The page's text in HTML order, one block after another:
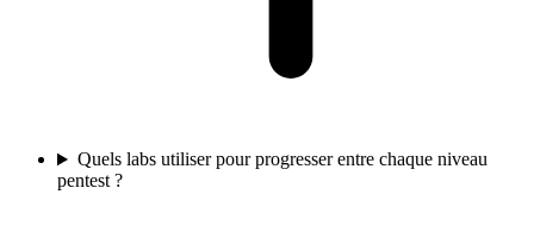
Quels labs utiliser pour progresser entre chaque niveau
pentest ?